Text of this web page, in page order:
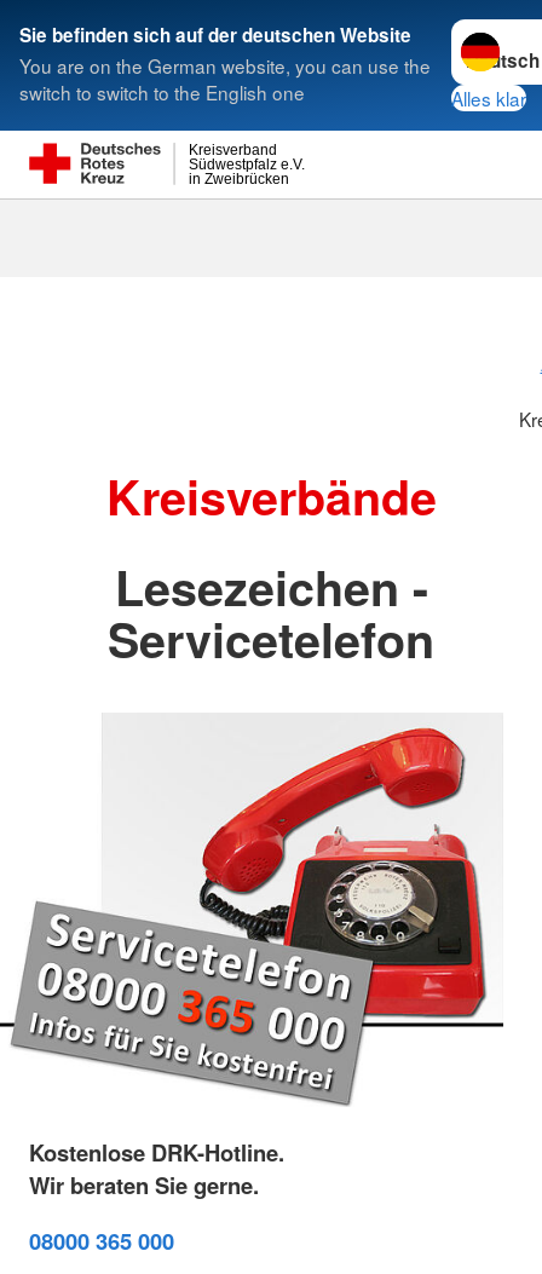
Sie befinden sich auf der deutschen Website
You are on the German website, you can use the
switch to switch to the English one
Sprache
Alles klar
in Zweibrücken
Südwestpfalz e.V.
Kreisverband
Suche
Kreisverbände
Lesezeichen -
Servicetelefon
Kostenlose DRK-Hotline.
Wir beraten Sie gerne.
08000 365 000